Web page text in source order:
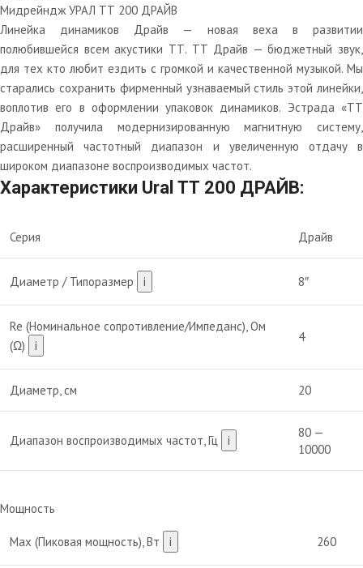
Мидрейндж УРАЛ ТТ 200 ДРАЙВ
Линейка динамиков Драйв — новая веха в развитии
полюбившейся всем акустики ТТ. ТТ Драйв — бюджетный звук,
для тех кто любит ездить с громкой и качественной музыкой. Мы
старались сохранить фирменный узнаваемый стиль этой линейки,
воплотив его в оформлении упаковок динамиков. Эстрада «ТТ
Драйв» получила модернизированную магнитную систему,
расширенный частотный диапазон и увеличенную отдачу в
широком диапазоне воспроизводимых частот.
Характеристики Ural ТТ 200 ДРАЙВ:
Серия Драйв
Диаметр / Типоразмер i 8″
Re (Номинальное сопротивление/Импеданс), Ом
(Ω)
i
4
Диаметр, см 20
Диапазон воспроизводимых частот, Гц i
80 —
10000
Мощность
Max (Пиковая мощность), Вт i 260